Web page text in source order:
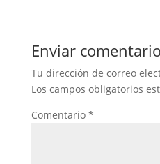
Enviar comentario
Tu dirección de correo
Los campos obligatorios
Comentario *